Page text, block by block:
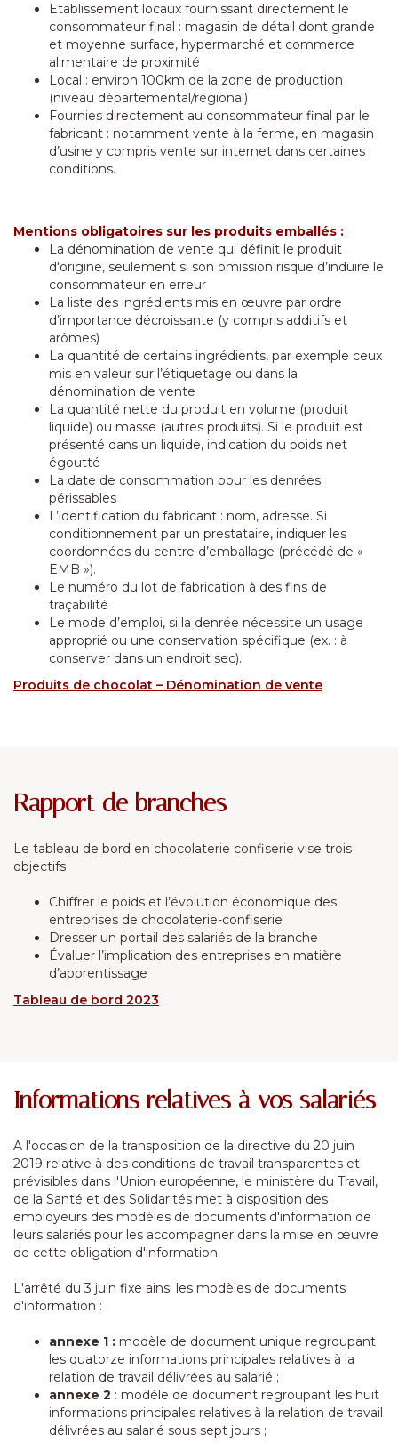
Etablissement locaux fournissant directement le
consommateur final : magasin de détail dont grande
et moyenne surface, hypermarché et commerce
alimentaire de proximité
Local : environ 100km de la zone de production
(niveau départemental/régional)
Fournies directement au consommateur final par le
fabricant : notamment vente à la ferme, en magasin
d’usine y compris vente sur internet dans certaines
conditions.
Mentions obligatoires sur les produits emballés :
La dénomination de vente qui définit le produit
d'origine, seulement si son omission risque d’induire le
consommateur en erreur
La liste des ingrédients mis en œuvre par ordre
d’importance décroissante (y compris additifs et
arômes)
La quantité de certains ingrédients, par exemple ceux
mis en valeur sur l’étiquetage ou dans la
dénomination de vente
La quantité nette du produit en volume (produit
liquide) ou masse (autres produits). Si le produit est
présenté dans un liquide, indication du poids net
égoutté
La date de consommation pour les denrées
périssables
L’identification du fabricant : nom, adresse. Si
conditionnement par un prestataire, indiquer les
coordonnées du centre d’emballage (précédé de «
EMB »).
Le numéro du lot de fabrication à des fins de
traçabilité
Le mode d’emploi, si la denrée nécessite un usage
approprié ou une conservation spécifique (ex. : à
conserver dans un endroit sec).
Produits de chocolat – Dénomination de vente
Rapport de branches
Le tableau de bord en chocolaterie confiserie vise trois
objectifs
Chiffrer le poids et l’évolution économique des
entreprises de chocolaterie-confiserie
Dresser un portail des salariés de la branche
Évaluer l’implication des entreprises en matière
d’apprentissage
Tableau de bord 2023
Informations relatives à vos salariés
A l'occasion de la transposition de la directive du 20 juin
2019 relative à des conditions de travail transparentes et
prévisibles dans l'Union européenne, le ministère du Travail,
de la Santé et des Solidarités met à disposition des
employeurs des modèles de documents d'information de
leurs salariés pour les accompagner dans la mise en œuvre
de cette obligation d'information.
L'arrêté du 3 juin fixe ainsi les modèles de documents
d'information :
annexe 1 : modèle de document unique regroupant
les quatorze informations principales relatives à la
relation de travail délivrées au salarié ;
annexe 2 : modèle de document regroupant les huit
informations principales relatives à la relation de travail
délivrées au salarié sous sept jours ;